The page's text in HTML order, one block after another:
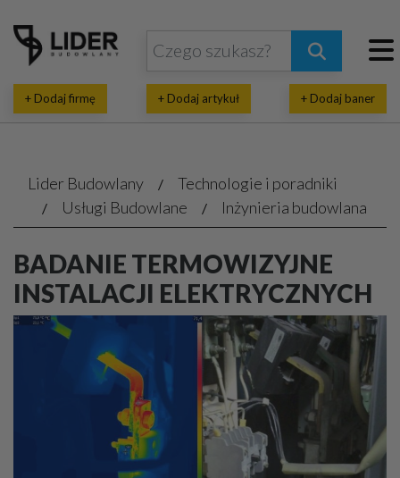
+ Dodaj firmę + Dodaj artykuł + Dodaj baner
Lider Budowlany
Technologie i poradniki
Usługi Budowlane
Inżynieria budowlana
BADANIE TERMOWIZYJNE
INSTALACJI ELEKTRYCZNYCH